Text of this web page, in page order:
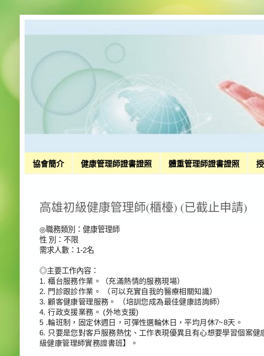
協會簡介 健康管理師證書證照 體重管理師證書證照
高雄初級健康管理師(櫃檯) (已截止申請)
◎職務類別：健康管理師
性 別：不限
需求人數： 1-2名
◎主要工作內容：
1.櫃台服務作業。（充滿熱情的服務現場）
2. 門診跟診作業。
（可以充實自我的醫療相關知識）
3. 顧客健康管理服務。
（培訓您成為最佳健康諮詢師）
4.行政支援業務。 (外地支援)
5 .輪班制，固定休週日，可彈性選輪休日，平均月休7~8天。
6. 只要是您對客戶服務熱忱、工作表現優異且有心想要學習個案
級健康管理師實務證書班】。